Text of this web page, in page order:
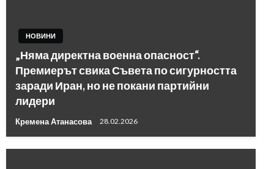
НОВИНИ
„Няма директна военна опасност“.
Премиерът свика Съвета по сигурността
заради Иран, но не покани партийни
лидери
Кремена Атанасова 28.02.2026